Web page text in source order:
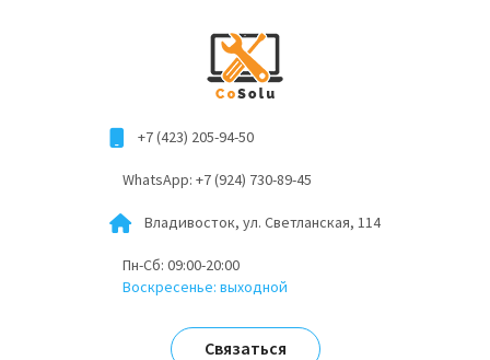
+7 (423) 205-94-50
WhatsApp: +7 (924) 730-89-45
Владивосток, ул. Светланская, 114
Пн-Сб: 09:00-20:00
Воскресенье: выходной
Связаться